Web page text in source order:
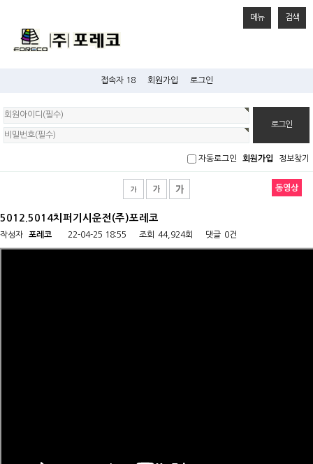
메뉴 검색
접속자 18 회원가입 로그인
회
원
로
그
인
자동로그인
회원가입 정보찾기
동영상
5012.5014치퍼기시운전(주)포레코
작성자 포레코 22-04-25 18:55 조회 44,924회 댓글 0건